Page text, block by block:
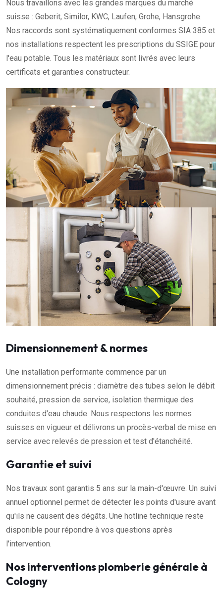
Nous travaillons avec les grandes marques du marché
suisse : Geberit, Similor, KWC, Laufen, Grohe, Hansgrohe.
Nos raccords sont systématiquement conformes SIA 385 et
nos installations respectent les prescriptions du SSIGE pour
l'eau potable. Tous les matériaux sont livrés avec leurs
certificats et garanties constructeur.
Dimensionnement & normes
Une installation performante commence par un
dimensionnement précis : diamètre des tubes selon le débit
souhaité, pression de service, isolation thermique des
conduites d'eau chaude. Nous respectons les normes
suisses en vigueur et délivrons un procès-verbal de mise en
service avec relevés de pression et test d'étanchéité.
Garantie et suivi
Nos travaux sont garantis 5 ans sur la main-d'œuvre. Un suivi
annuel optionnel permet de détecter les points d'usure avant
qu'ils ne causent des dégâts. Une hotline technique reste
disponible pour répondre à vos questions après
l'intervention.
Nos interventions plomberie générale à
Cologny